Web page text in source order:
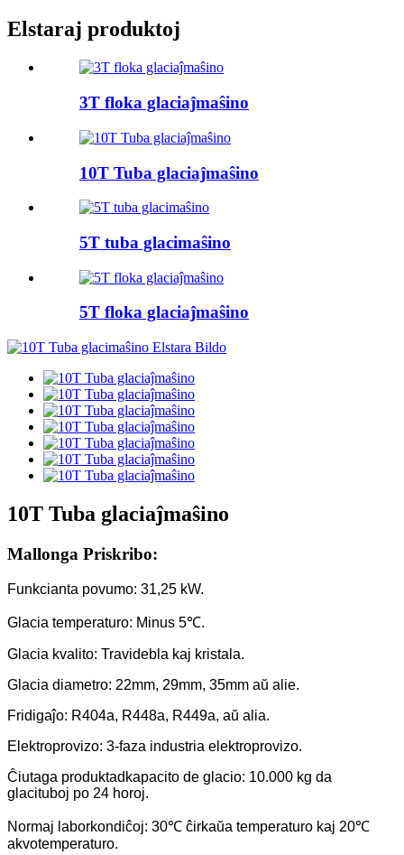
Elstaraj produktoj
3T floka glaciaĵmaŝino
10T Tuba glaciaĵmaŝino
5T tuba glacimaŝino
5T floka glaciaĵmaŝino
10T Tuba glaciaĵmaŝino
Mallonga Priskribo:
Funkcianta povumo: 31,25 kW.
Glacia temperaturo: Minus 5℃.
Glacia kvalito: Travidebla kaj kristala.
Glacia diametro: 22mm, 29mm, 35mm aŭ alie.
Fridigaĵo: R404a, R448a, R449a, aŭ alia.
Elektroprovizo: 3-faza industria elektroprovizo.
Ĉiutaga produktadkapacito de glacio: 10.000 kg da
glacituboj po 24 horoj.
Normaj laborkondiĉoj: 30℃ ĉirkaŭa temperaturo kaj 20℃
akvotemperaturo.